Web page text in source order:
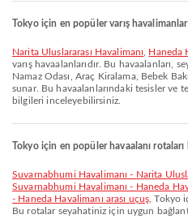
Tokyo için en popüler varış
Narita Uluslararası Havalimanı Haneda
varış havaalanlarıdır. Bu havaalanları,
Namaz Odası, Araç Kiralama, Bebek
sunar. Bu havaalanlarındaki tesisler ve
bilgileri inceleyebilirsiniz.
Tokyo için en popüler havaalanı rotaları
Suvarnabhumi Havalimanı - Narita
Suvarnabhumi Havalimanı - Haneda
- Haneda Havalimanı arası uçuş , Tokyo
Bu rotalar seyahatiniz için uygun